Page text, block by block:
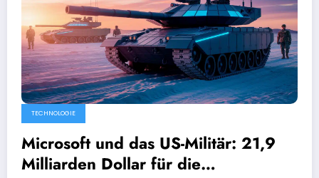
TECHNOLOGIE
Microsoft und das US-Militär: 21,9
Milliarden Dollar für die